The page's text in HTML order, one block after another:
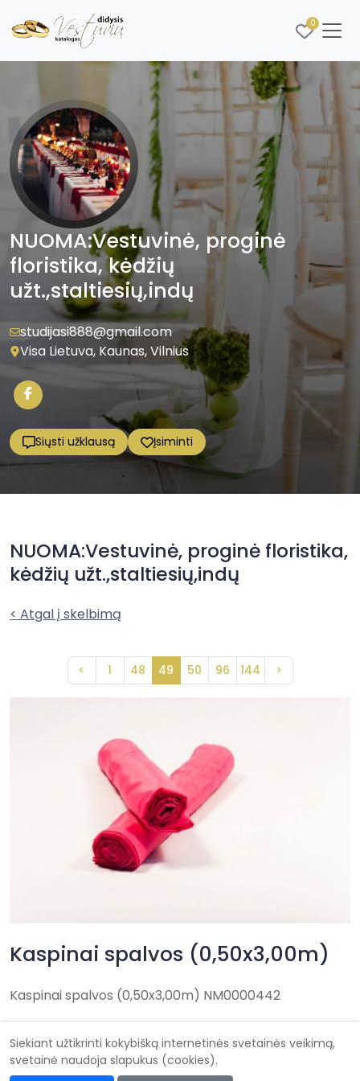
0
NUOMA:Vestuvinė, proginė
floristika, kėdžių
užt.,staltiesių,indų
studijasi888@gmail.com
Visa Lietuva, Kaunas, Vilnius
Siųsti užklausą Įsiminti
NUOMA:Vestuvinė, proginė floristika,
kėdžių užt.,staltiesių,indų
< Atgal į skelbimą
< 1 48 49 50 96 144 >
Kaspinai spalvos (0,50x3,00m)
Kaspinai spalvos (0,50x3,00m) NM0000442
Didysis vestuvių katalogas
Siekiant užtikrinti kokybišką internetinės svetainės veikimą,
svetainė naudoja slapukus (cookies).